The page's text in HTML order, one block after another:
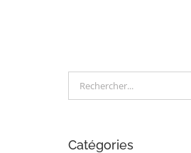
Rechercher:
Catégories